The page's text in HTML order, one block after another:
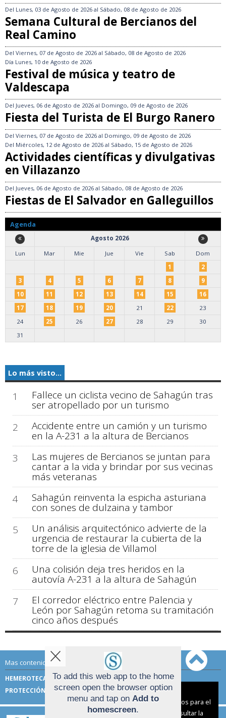
Del Lunes, 03 de Agosto de 2026 al Sábado, 08 de Agosto de 2026
Semana Cultural de Bercianos del
Real Camino
Del Viernes, 07 de Agosto de 2026 al Sábado, 08 de Agosto de 2026
Día Lunes, 10 de Agosto de 2026
Festival de música y teatro de
Valdescapa
Del Jueves, 06 de Agosto de 2026 al Domingo, 09 de Agosto de 2026
Fiesta del Turista de El Burgo Ranero
Del Viernes, 07 de Agosto de 2026 al Domingo, 09 de Agosto de 2026
Del Miércoles, 12 de Agosto de 2026 al Sábado, 15 de Agosto de 2026
Actividades científicas y divulgativas
en Villazanzo
Del Jueves, 06 de Agosto de 2026 al Sábado, 08 de Agosto de 2026
Fiestas de El Salvador en Galleguillos
Agenda
Agosto 2026
Lun
Mar Mie Jue Vie Sab
Dom
1
2
3
4 5 6 7 8
9
10
11 12 13 14 15
16
17
18 19 20 21 22
23
24
25 26 27 28 29
30
31
Lo más visto...
1 Fallece un ciclista vecino de Sahagún tras
ser atropellado por un turismo
2
Accidente entre un camión y un turismo
en la A-231 a la altura de Bercianos
3
Las mujeres de Bercianos se juntan para
cantar a la vida y brindar por sus vecinas
más veteranas
4
Sahagún reinventa la espicha asturiana
con sones de dulzaina y tambor
5
Un análisis arquitectónico advierte de la
urgencia de restaurar la cubierta de la
torre de la iglesia de Villamol
6
Una colisión deja tres heridos en la
autovía A-231 a la altura de Sahagún
7
El corredor eléctrico entre Palencia y
León por Sahagún retoma su tramitación
cinco años después
Mas contenido de Sahagún Digital:
HEMEROTECA
TÉRMINOS DE USO
PROTECCIÓN DE DATOSAviso sobre el Uso de cookies:
Utilizamos cookies nuestras y de terceros para el
funcionamiento del digital. Puedes consultar la
To add this web app to the home
screen open the browser option
menu and tap on Add to
homescreen.